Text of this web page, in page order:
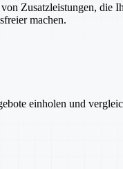
Zusatzleistungen, die
machen.
einholen und